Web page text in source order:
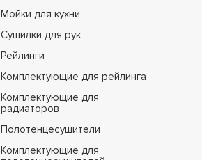
Мойки для кухни
Сушилки для рук
Рейлинги
Комплектующие для рейлинга
Комплектующие для
радиаторов
Полотенцесушители
Комплектующие для